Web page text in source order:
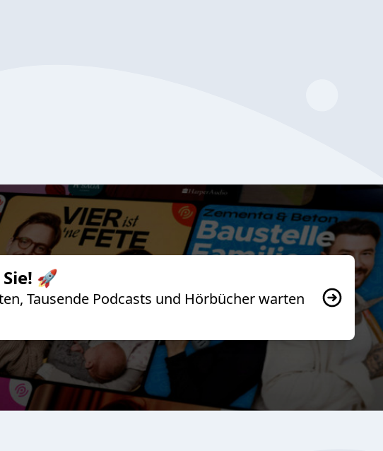
🚀
Tausende Podcasts und Hörbücher warten